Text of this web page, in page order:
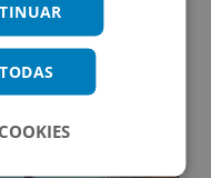
8Hab.